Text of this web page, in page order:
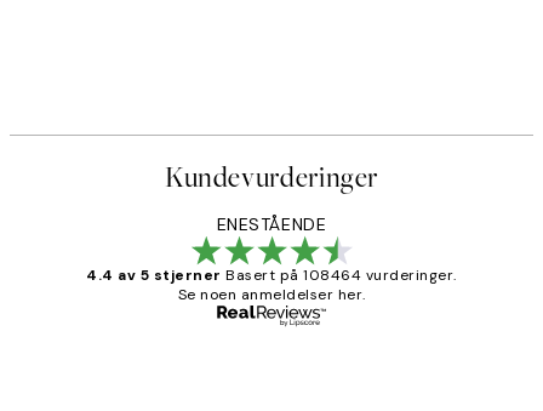
Kundevurderinger
ENESTÅENDE
4.4 av 5 stjerner Basert på 108464 vurderinger.
Se noen anmeldelser her.